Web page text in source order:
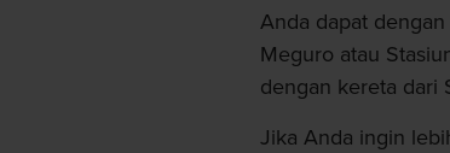
Anda dapat
Meguro atau
dengan kereta dari
Jika Anda ingin